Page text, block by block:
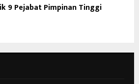
9 Pejabat Pimpinan Tinggi